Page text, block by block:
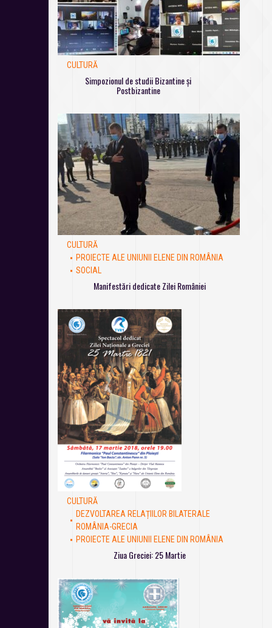
CULTURĂ
Simpozionul de studii Bizantine și
Postbizantine
CULTURĂ
PROIECTE ALE UNIUNII ELENE DIN ROMÂNIA
SOCIAL
Manifestări dedicate Zilei României
CULTURĂ
DEZVOLTAREA RELAȚIILOR BILATERALE
ROMÂNIA-GRECIA
PROIECTE ALE UNIUNII ELENE DIN ROMÂNIA
Ziua Greciei: 25 Martie